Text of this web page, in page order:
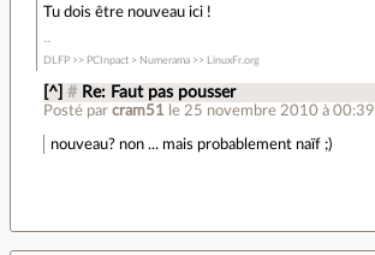
Tu dois être nouveau ici !
DLFP >> PCInpact > Numerama >> LinuxFr.org
[^] # Re: Faut pas pousser
Posté parcram51 le 25 novembre 2010 à 00:39
nouveau? non ... mais probablement naïf ;)